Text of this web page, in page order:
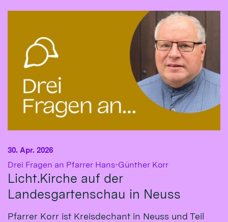
Drei Fragen an Pfarrer Hans-Günther Korr:
Licht.Kirche auf der
Landesgartenschau in Neuss
30. Apr. 2026
Pfarrer Korr ist Kreisdechant in Neuss und Teil